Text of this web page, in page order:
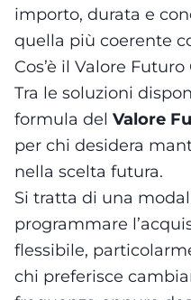
importo, durata e
quella più coerente
Cos’è il Valore
Tra le soluzioni
formula del Valore
per chi desidera
nella scelta futura.
Si tratta di una
programmare
flessibile,
chi preferisce